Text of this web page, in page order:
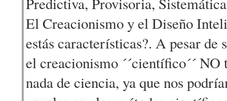
El Creacionismo y el Diseño
estás características?. A pesar de
el creacionismo ´´científico´´ NO
nada de ciencia, ya que nos